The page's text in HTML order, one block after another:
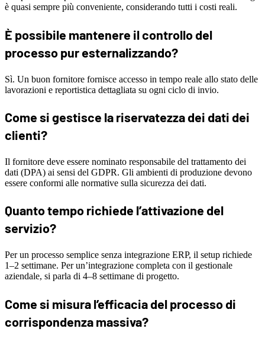
è quasi sempre più conveniente, considerando tutti i costi reali.
È possibile mantenere il controllo del
processo pur esternalizzando?
Sì. Un buon fornitore fornisce accesso in tempo reale allo stato delle
lavorazioni e reportistica dettagliata su ogni ciclo di invio.
Come si gestisce la riservatezza dei dati dei
clienti?
Il fornitore deve essere nominato responsabile del trattamento dei
dati (DPA) ai sensi del GDPR. Gli ambienti di produzione devono
essere conformi alle normative sulla sicurezza dei dati.
Quanto tempo richiede l’attivazione del
servizio?
Per un processo semplice senza integrazione ERP, il setup richiede
1–2 settimane. Per un’integrazione completa con il gestionale
aziendale, si parla di 4–8 settimane di progetto.
Come si misura l’efficacia del processo di
corrispondenza massiva?